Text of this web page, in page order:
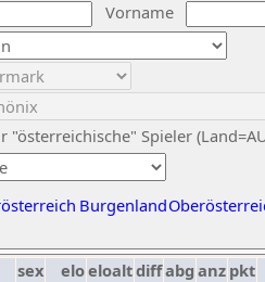
Vorname
"österreichische" Spieler
Burgenland
sex eloeloaltdiffabg anz pkt